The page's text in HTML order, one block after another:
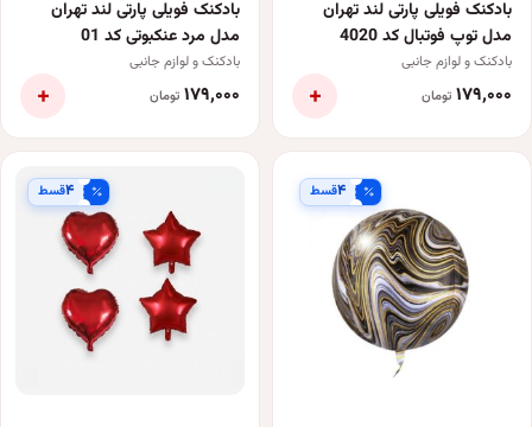
بادکنک فویلی پارتی لند تهران
مدل توپ فوتبال کد 4020
بادکنک و لوازم جانبی
۱۷۹٬۰۰۰ تومان +
بادکنک فویلی پارتی لند تهران
مدل مرد عنکبوتی کد 01
بادکنک و لوازم جانبی
۱۷۹٬۰۰۰ تومان +
۴قسط ۴قسط